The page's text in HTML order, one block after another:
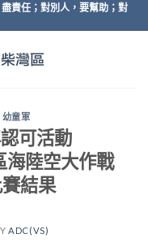
責任；對別人，要幫助；對
幼童軍
可活動
陸空大作戰
結果
ADC(VS)